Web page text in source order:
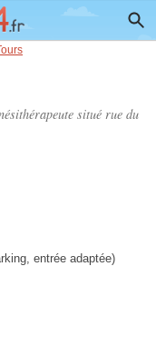
situé rue du
entrée adaptée)